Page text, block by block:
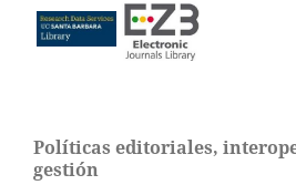
Políticas editoriales,
gestión